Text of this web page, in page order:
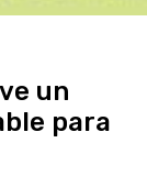
un
para